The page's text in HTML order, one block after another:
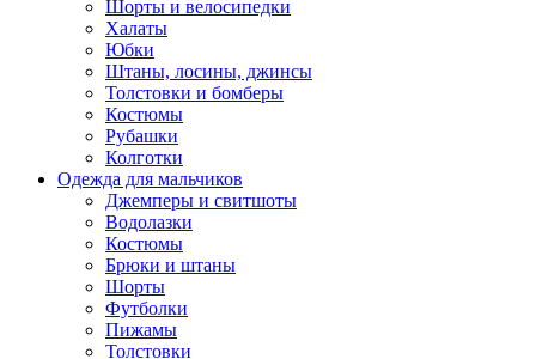
Шорты и велосипедки
Халаты
Юбки
Штаны, лосины, джинсы
Толстовки и бомберы
Костюмы
Рубашки
Колготки
Одежда для мальчиков
Джемперы и свитшоты
Водолазки
Костюмы
Брюки и штаны
Шорты
Футболки
Пижамы
Толстовки